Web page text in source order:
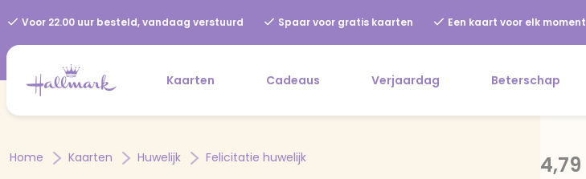
Voor 22.00 uur besteld, vandaag verstuurd Spaar voor gratis kaarten Een kaart voor elk moment
Kaarten Cadeaus Verjaardag Beterschap
Home Kaarten Huwelijk Felicitatie huwelijk 4,79